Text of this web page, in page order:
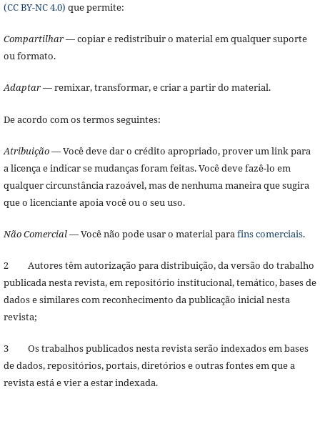
(CC BY-NC 4.0) que permite:
Compartilhar— copiar e redistribuir o material em qualquer suporte
ou formato.
Adaptar— remixar, transformar, e criar a partir do material.
De acordo com os termos seguintes:
Atribuição— Você deve dar o crédito apropriado, prover um link para
a licença e indicar se mudanças foram feitas. Você deve fazê-lo em
qualquer circunstância razoável, mas de nenhuma maneira que sugira
que o licenciante apoia você ou o seu uso.
Não Comercial— Você não pode usar o material para fins comerciais.
2 Autores têm autorização para distribuição, da versão do trabalho
publicada nesta revista, em repositório institucional, temático, bases de
dados e similares com reconhecimento da publicação inicial nesta
revista;
3 Os trabalhos publicados nesta revista serão indexados em bases
de dados, repositórios, portais, diretórios e outras fontes em que a
revista está e vier a estar indexada.